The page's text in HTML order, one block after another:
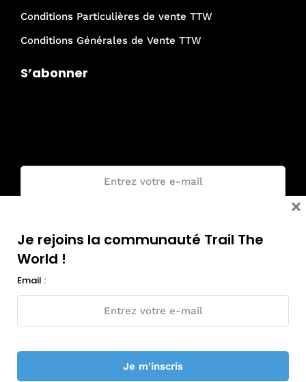
Conditions Particulières de vente TTW
Conditions Générales de Vente TTW
S’abonner
Je rejoins la communauté Trail The
World !
Email :
×